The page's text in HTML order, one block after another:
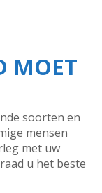
MOET
soorten en
mensen
met uw
u het beste